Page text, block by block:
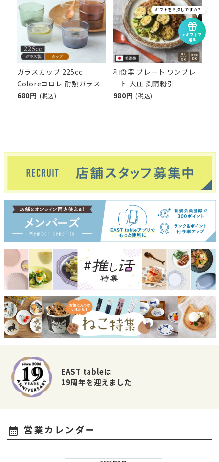
ガラスカップ 225cc
Coloreコロレ 耐熱ガラス
680円 (税込)
和食器 プレート ワンプレ
ート 大皿 渕錆粉引
980円 (税込)
EAST tableは
19周年を迎えました
calendar_month 営業カレンダー
eギフトで
贈る
ギフトをお探しですか？